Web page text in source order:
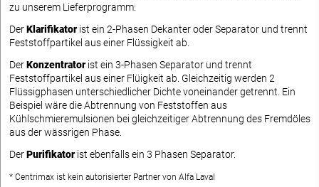
zu unserem Lieferprogramm:
DerKlarifikatorist ein 2-Phasen Dekanter oder Separator und trennt
Feststoffpartikel aus einer Flüssigkeit ab.
DerKonzentratorist ein 3-Phasen Separator und trennt
Feststoffpartikel aus einer Flüigkeit ab. Gleichzeitig werden 2
Flüssigphasen unterschiedlicher Dichte voneinander getrennt. Ein
Beispiel wäre die Abtrennung von Feststoffen aus
Kühlschmieremulsionen bei gleichzeitiger Abtrennung des Fremdöles
aus der wässrigen Phase.
DerPurifikatorist ebenfalls ein 3 Phasen Separator.
* Centrimax ist kein autorisierter Partner von Alfa Laval